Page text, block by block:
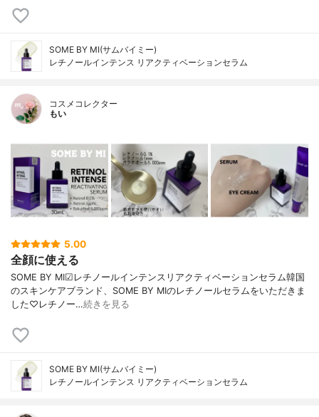
SOME BY MI(サムバイミー)
レチノールインテンス リアクティベーションセラム
コスメコレクター
もい
5.00
全顔に使える
SOME BY MI☑︎レチノールインテンスリアクティベーションセラム韓国
のスキンケアブランド、SOME BY MIのレチノールセラムをいただきま
した♡レチノー…続きを見る
SOME BY MI(サムバイミー)
レチノールインテンス リアクティベーションセラム